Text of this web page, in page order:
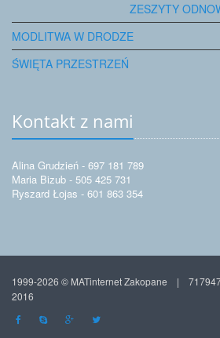
ZESZYTY
MODLITWA W DRODZE
ŚWIĘTA PRZESTRZEŃ
Kontakt z nami
Alina Grudzień - 697 181 789
Maria Bizub - 505 425 731
Ryszard Łojas - 601 863 354
1999-2026 © MATinternet Zakopane |
2016